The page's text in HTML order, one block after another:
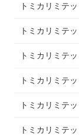
トミカリミテ
トミカリミテ
トミカリミテ
トミカリミテ
トミカリミテ
トミカリミテ